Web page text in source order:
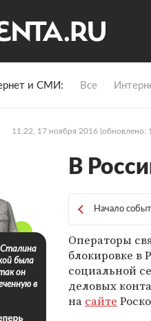
и СМИ Все
11:22, 17 ноября 2016 (обновлено:
В
Начало
Операторы
блокировке в
социальной
деловых
на сайте
была
он
в